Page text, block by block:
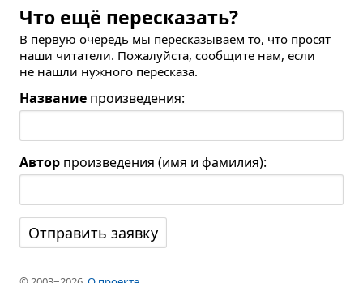
Что ещё пересказать?
В первую очередь мы пересказываем то, что просят
наши читатели. Пожалуйста, сообщите нам, если
не нашли нужного пересказа.
Название произведения:
Автор произведения (имя и фамилия):